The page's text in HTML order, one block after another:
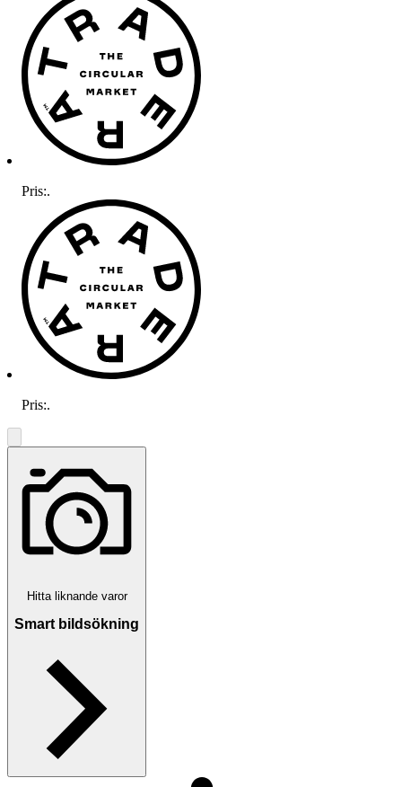
Pris:.
Pris:.
Hitta liknande varor
Smart bildsökning